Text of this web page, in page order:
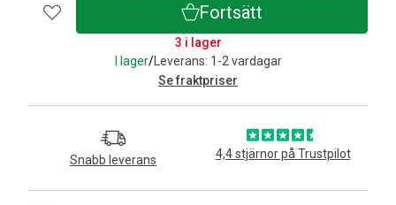
Fortsätt
3 i lager
I lager/Leverans: 1-2 vardagar
Se fraktpriser
Snabb leverans 4,4 stjärnor på Trustpilot